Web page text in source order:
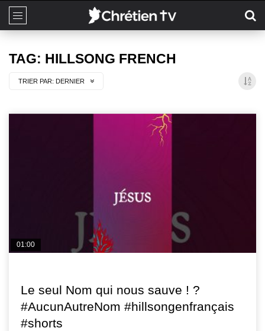
TAG: HILLSONG FRENCH
TRIER PAR: DERNIER
01:00
Le seul Nom qui nous sauve ! ?
#AucunAutreNom #hillsongenfrançais
#shorts